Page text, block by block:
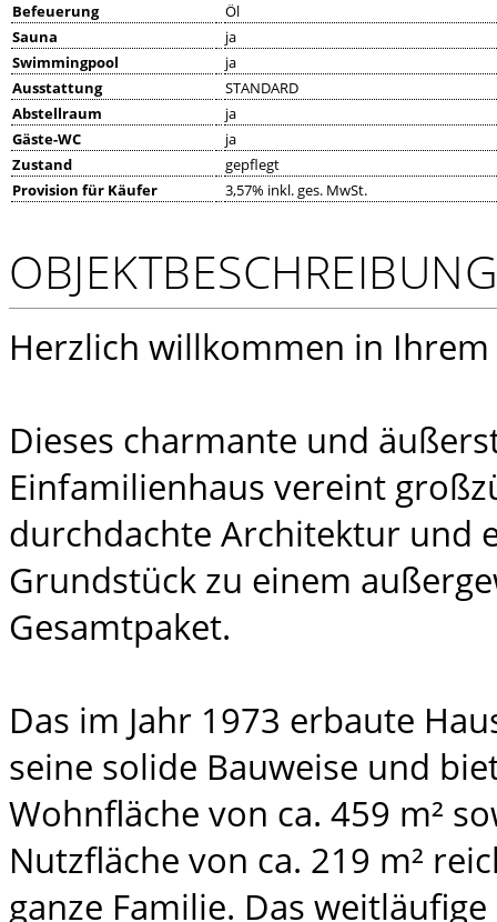
Befeuerung
Öl
Sauna
ja
Swimmingpool
ja
Ausstattung
STANDARD
Abstellraum
ja
Gäste-WC
ja
Zustand
gepflegt
Provision für Käufer
3,57% inkl. ges. MwSt.
OBJEKTBESCHREIBUNG
Herzlich willkommen in
Dieses charmante und
Einfamilienhaus vereint
durchdachte Architektur und
Grundstück zu einem
Gesamtpaket.
Das im Jahr 1973 erbaute
seine solide Bauweise und
Wohnfläche von ca. 459 m²
Nutzfläche von ca. 219 m²
ganze Familie. Das